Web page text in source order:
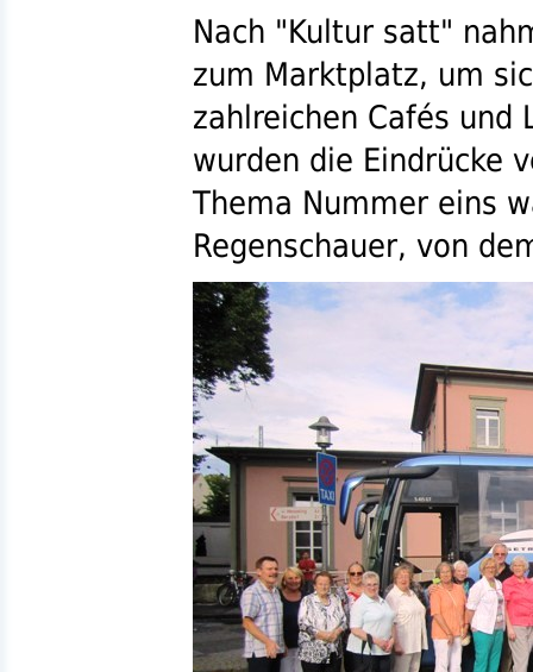
Nach "Kultur satt"
zum Marktplatz, um
zahlreichen Cafés und
wurden die Eindrücke
Thema Nummer eins
Regenschauer, von